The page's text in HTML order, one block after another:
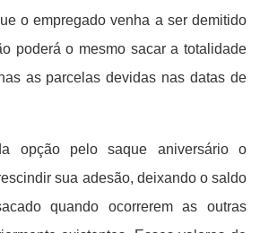
o empregado venha a ser demitido
poderá o mesmo sacar a totalidade
as parcelas devidas nas datas de
opção pelo saque aniversário o
sua adesão, deixando o saldo
quando ocorrerem as outras